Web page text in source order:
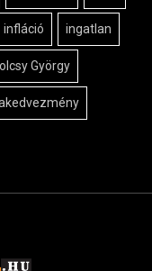
infláció ingatlan
György